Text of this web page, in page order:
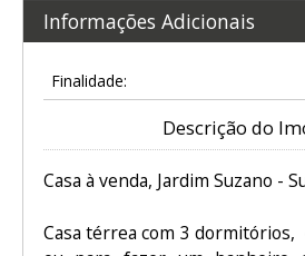
Informações Adicionais
Finalidade:
Descrição do
Casa à venda, Jardim Suzano -
Casa térrea com 3 dormitórios,